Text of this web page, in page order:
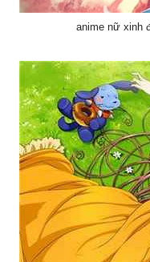
anime nữ xinh